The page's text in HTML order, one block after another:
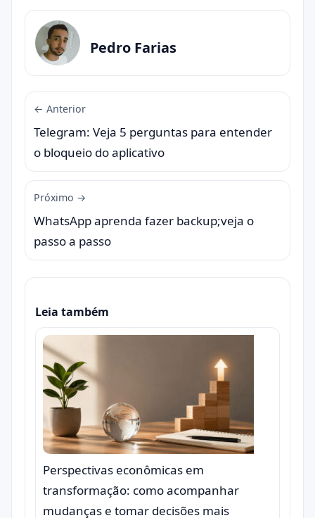
Pedro Farias
← Anterior
Telegram: Veja 5 perguntas para entender
o bloqueio do aplicativo
Próximo →
WhatsApp aprenda fazer backup;veja o
passo a passo
Leia também
Perspectivas econômicas em
transformação: como acompanhar
mudanças e tomar decisões mais